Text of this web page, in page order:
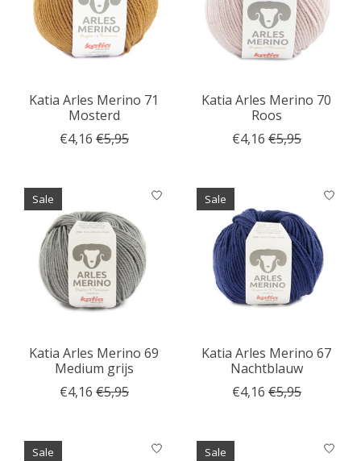
Katia Arles Merino 71
Mosterd
€4,16 €5,95
Katia Arles Merino 70
Roos
€4,16 €5,95
Sale
Katia Arles Merino 69
Medium grijs
€4,16 €5,95
Sale
Katia Arles Merino 67
Nachtblauw
€4,16 €5,95
Sale Sale